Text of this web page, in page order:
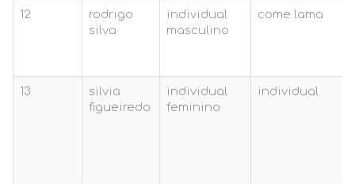
12
rodrigo
silva
individual
masculino
come lama
13
silvia
figueiredo
individual
feminino
individual